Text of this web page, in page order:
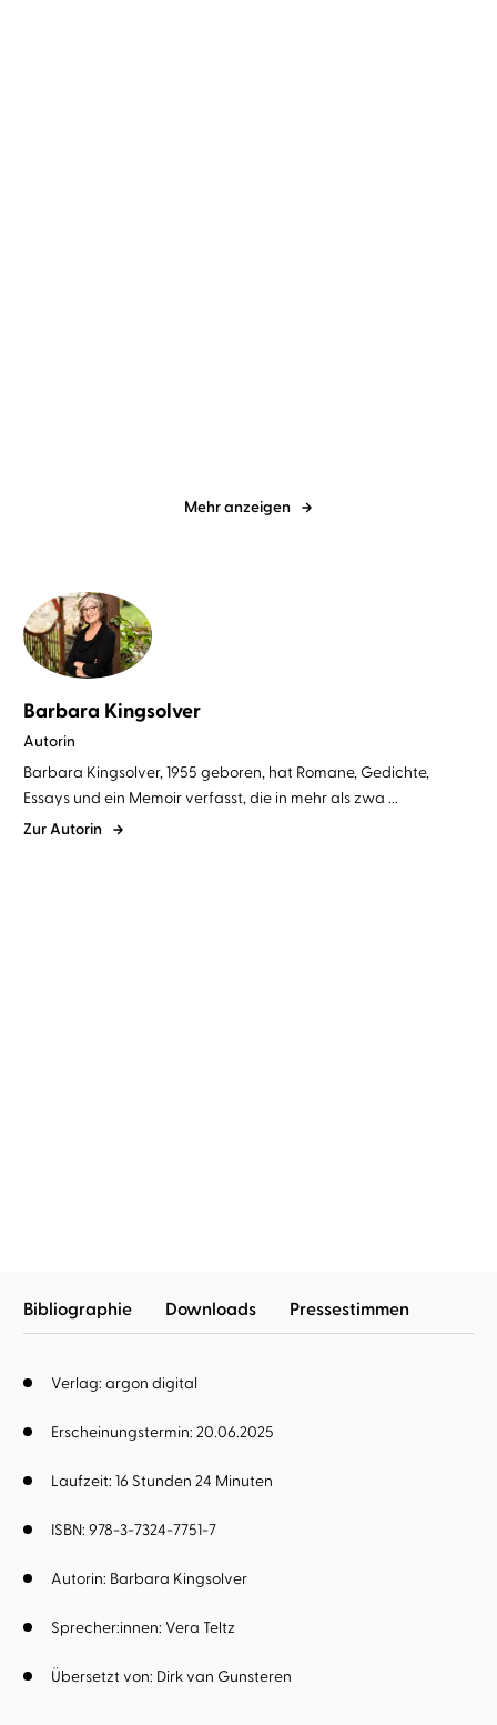
Mehr anzeigen
Barbara Kingsolver
Autorin
Barbara Kingsolver, 1955 geboren, hat Romane, Gedichte,
Essays und ein Memoir verfasst, die in mehr als zwa ...
Zur Autorin
Bibliographie Downloads Pressestimmen
Verlag: argon digital
Übersetzt von: Dirk van Gunsteren
Erscheinungstermin: 20.06.2025
Laufzeit: 16 Stunden 24 Minuten
ISBN: 978-3-7324-7751-7
Autorin: Barbara Kingsolver
Sprecher:innen: Vera Teltz